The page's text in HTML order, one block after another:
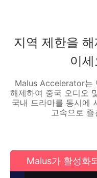
지역 제한을
이세
Malus Accelerator는
해제하여 중국 오디오
국내 드라마를 동시에
고속으로
Malus가 활성화